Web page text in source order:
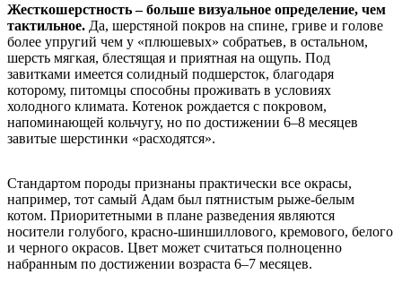
Жесткошерстность – больше визуальное определение, чем
тактильное. Да, шерстяной покров на спине, гриве и голове
более упругий чем у «плюшевых» собратьев, в остальном,
шерсть мягкая, блестящая и приятная на ощупь. Под
завитками имеется солидный подшерсток, благодаря
которому, питомцы способны проживать в условиях
холодного климата. Котенок рождается с покровом,
напоминающей кольчугу, но по достижении 6–8 месяцев
завитые шерстинки «расходятся».
Стандартом породы признаны практически все окрасы,
например, тот самый Адам был пятнистым рыже-белым
котом. Приоритетными в плане разведения являются
носители голубого, красно-шиншиллового, кремового, белого
и черного окрасов. Цвет может считаться полноценно
набранным по достижении возраста 6–7 месяцев.